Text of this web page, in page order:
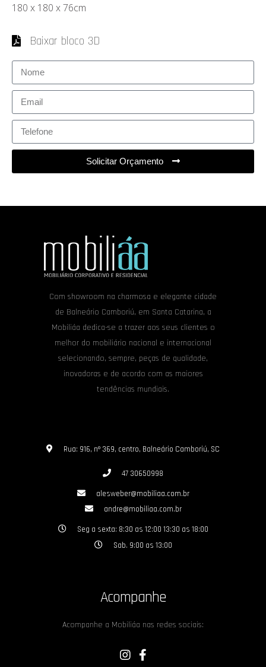
180 x 180 x 76cm
Baixar bloco 3D
Solicitar Orçamento
Com showroom na charmosa e elegante cidade
de Balneário Camboriú, em Santa Catarina, a
Mobiliáa dedica-se a trazer aos seus clientes o
melhor do mobiliário nacional e internacional
selecionando, sempre, peças de qualidade,
inovadoras e de acordo com as maiores
tendências mundiais.
Rua: 916, nº 369, centro, Balneário Camboriú, SC
47 30650998
alesweber@mobiliaa.com.br
andre@mobiliaa.com.br
Seg a sexta: 8:30 as 12:00 13:30 as 18:00
Sab. 9:00 as 13:00
Acompanhe
Acompanhe a Mobiliáa nas redes sociais: